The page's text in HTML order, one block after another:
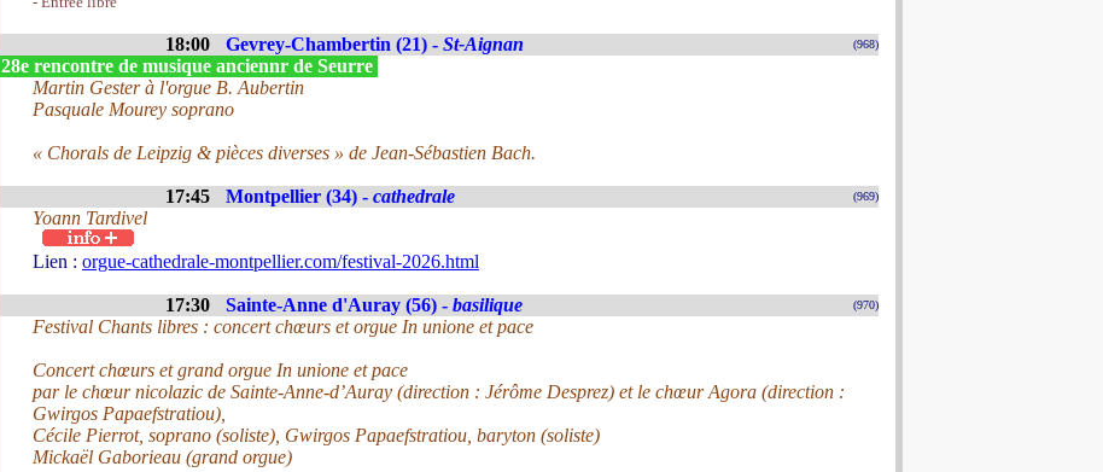
18:00 Gevrey-Chambertin (21) - St-Aignan (968)
28e rencontre de musique anciennr de Seurre
Martin Gester à l'orgue B. Aubertin
Pasquale Mourey soprano
« Chorals de Leipzig & pièces diverses » de Jean-Sébastien Bach.
17:45 Montpellier (34) - cathedrale (969)
Yoann Tardivel
Lien : orgue-cathedrale-montpellier.com/festival-2026.html
17:30 Sainte-Anne d'Auray (56) - basilique (970)
Festival Chants libres : concert chœurs et orgue In unione et pace
Concert chœurs et grand orgue In unione et pace
par le chœur nicolazic de Sainte-Anne-d’Auray (direction : Jérôme Desprez) et le chœur Agora (direction :
Gwirgos Papaefstratiou),
Cécile Pierrot, soprano (soliste), Gwirgos Papaefstratiou, baryton (soliste)
Mickaël Gaborieau (grand orgue)